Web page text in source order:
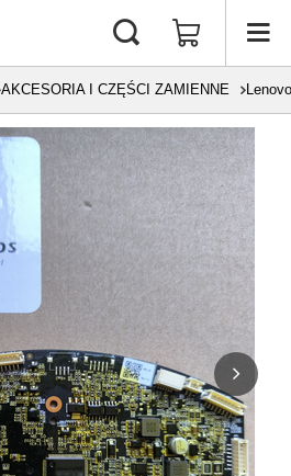
AKCESORIA I CZĘŚCI ZAMIENNE Lenovo